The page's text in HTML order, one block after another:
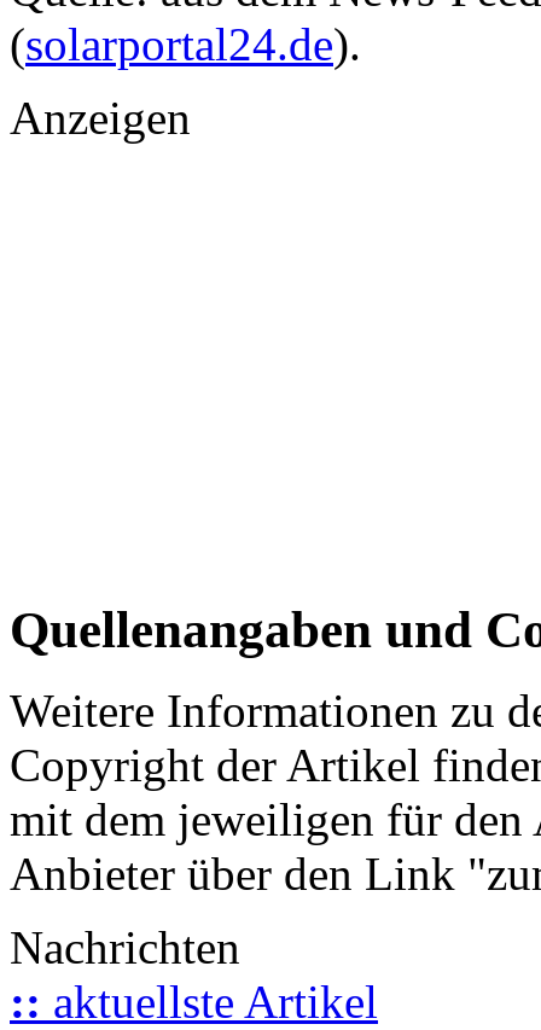
(solarportal24.de).
Anzeigen
Quellenangaben und
Weitere Informationen zu
Copyright der Artikel
mit dem jeweiligen für
Anbieter über den Link
Nachrichten
:: aktuellste Artikel